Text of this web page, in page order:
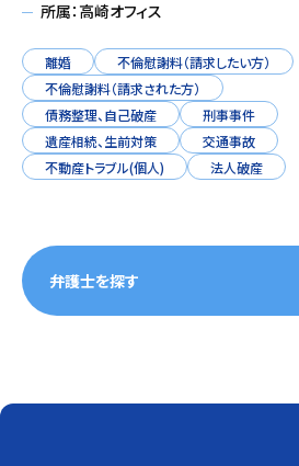
所属：高崎オフィス
離婚
不倫慰謝料（請求したい方）
不倫慰謝料（請求された方）
債務整理、自己破産
刑事事件
遺産相続、生前対策
交通事故
不動産トラブル(個人)
法人破産
弁護士を探す